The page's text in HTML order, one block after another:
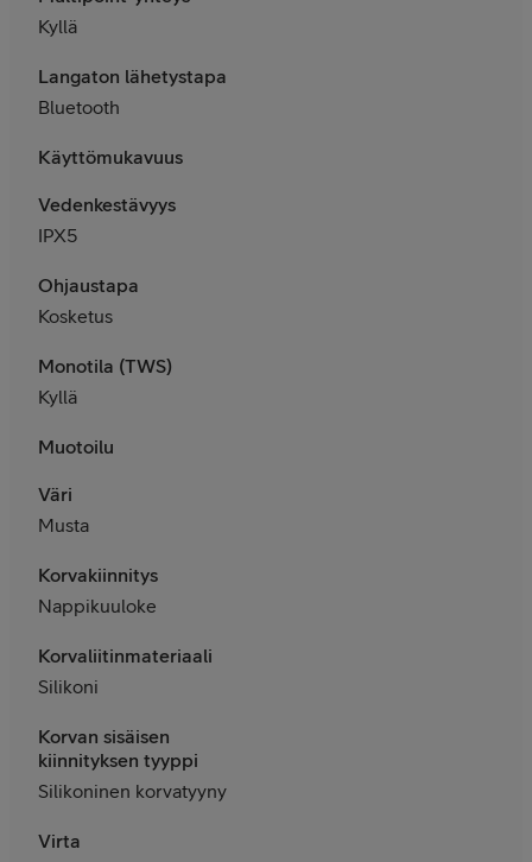
Kyllä
Langaton lähetystapa
Bluetooth
Käyttömukavuus
Vedenkestävyys
IPX5
Ohjaustapa
Kosketus
Monotila (TWS)
Kyllä
Muotoilu
Väri
Musta
Korvakiinnitys
Nappikuuloke
Korvaliitinmateriaali
Silikoni
Korvan sisäisen
kiinnityksen tyyppi
Silikoninen korvatyyny
Virta